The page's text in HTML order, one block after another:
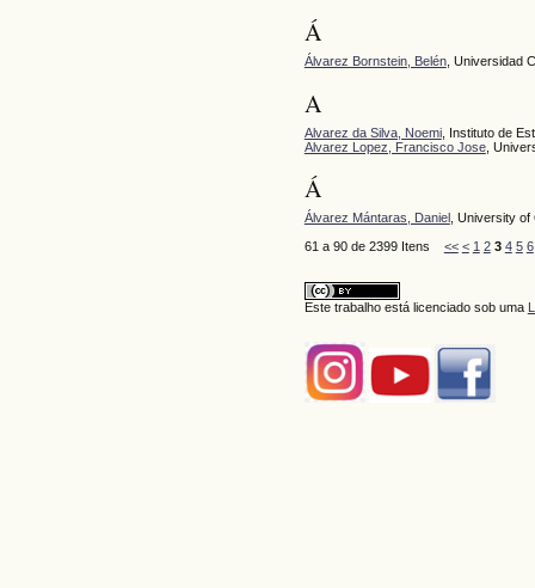
Á
Álvarez Bornstein, Belén, Universidad
A
Alvarez da Silva, Noemi, Instituto de
Alvarez Lopez, Francisco Jose,
Á
Álvarez Mántaras, Daniel, University of
61 a 90 de 2399 Itens << < 1 2 3 4 5 6
Este trabalho está licenciado sob uma